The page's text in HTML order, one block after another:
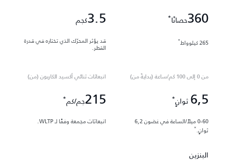
360حصانًا*
265 كيلوواط *
3.5كجم
قد يؤثر المحرّك الذي تختاره في قدرة
القطر.
من 0 إلى 100 كم/ساعة (بدايةً من)
6,5 ثوانٍ*
0-60 ميلاً/الساعة في غضون 6,2
ثوانٍ.*
انبعاثات ثنائي أكسيد الكاربون (من)
215جم/كم*
انبعاثات مجمعة وفقًا لـ WLTP.
البنزين